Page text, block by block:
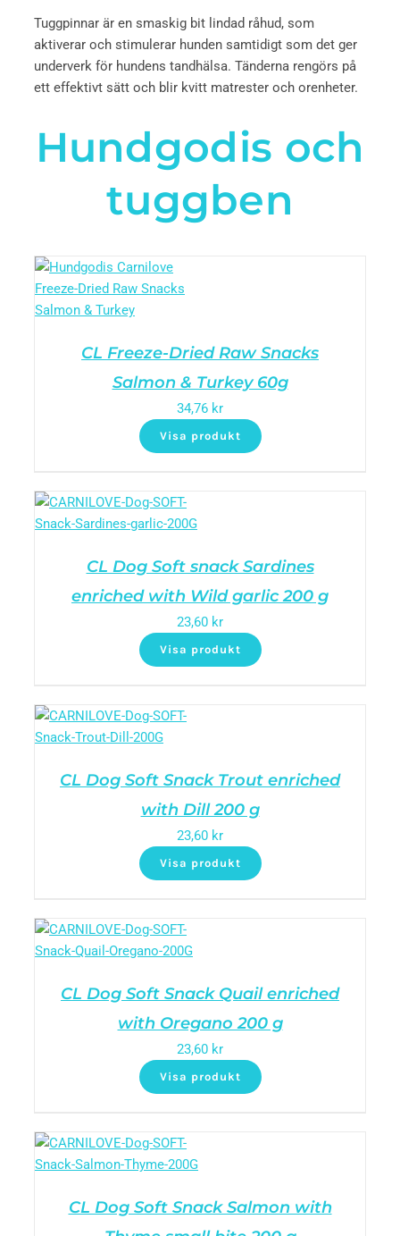
Hundgodis och
tuggben
CL Freeze-Dried Raw Snacks
Salmon & Turkey 60g
34,76 kr
Visa produkt
CL Dog Soft snack Sardines
enriched with Wild garlic 200 g
23,60 kr
Visa produkt
CL Dog Soft Snack Trout enriched
with Dill 200 g
23,60 kr
Visa produkt
CL Dog Soft Snack Quail enriched
with Oregano 200 g
23,60 kr
Visa produkt
CL Dog Soft Snack Salmon with
Tuggpinnar är en smaskig bit lindad råhud, som
aktiverar och stimulerar hunden samtidigt som det ger
underverk för hundens tandhälsa. Tänderna rengörs på
ett effektivt sätt och blir kvitt matrester och orenheter.